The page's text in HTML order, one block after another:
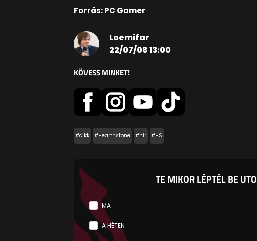
Forrás: PC Gamer
Loemifar
22/07/08 13:00
KÖVESS MINKET!
#cikk #Hearthstone #hír #HS
TE MIKOR LÉPTÉL BE
MA
A HÉTEN